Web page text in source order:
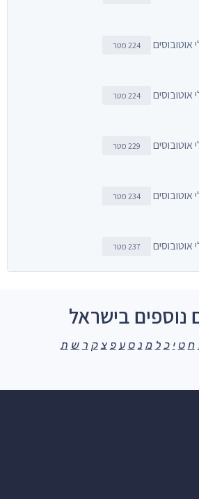
224 מטר
224 מטר
229 מטר
234 מטר
237 מטר
נוספים בישראל
ח ט י כ ל מ נ ס ע פ צ ק ר ש ת